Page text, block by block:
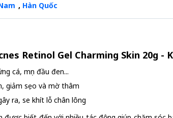
, Hàn Quốc
Retinol Gel Charming Skin 20g -
cá, mụn đầu đen...
giảm sẹo và mờ thâm
ra, se khít lỗ chân lông